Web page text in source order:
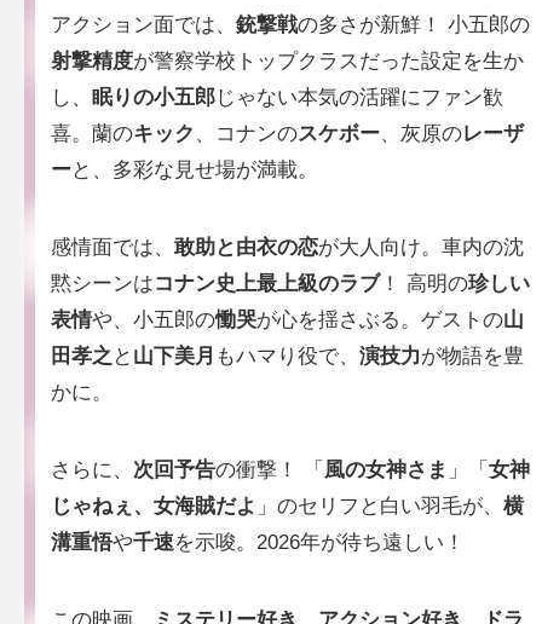
アクション面では、銃撃戦の多さが新鮮！ 小五郎の
射撃精度が警察学校トップクラスだった設定を生か
し、眠りの小五郎じゃない本気の活躍にファン歓
喜。蘭のキック 、コナンのスケボー、灰原のレーザ
ーと、多彩な見せ場が満載。
感情面では、敢助と由衣の恋が大人向け。車内の沈
黙シーンはコナン史上最上級のラブ！ 高明の珍しい
表情や、小五郎の慟哭が心を揺さぶる。ゲストの山
田孝之 と 山下美月 もハマり役で、演技力が物語を豊
かに。
さらに、 次回予告の衝撃！ 「 風の女神さま 」「女神
じゃねぇ、女海賊だよ 」のセリフと白い羽毛が、横
溝重悟や千速を示唆。2026年が待ち遠しい！